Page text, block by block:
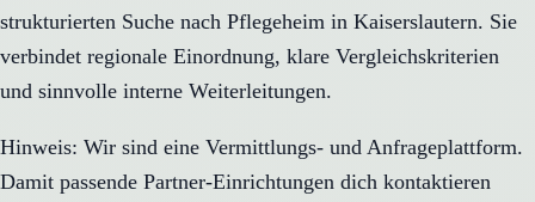
strukturierten Suche nach Pflegeheim in Kaiserslautern. Sie
verbindet regionale Einordnung, klare Vergleichskriterien
und sinnvolle interne Weiterleitungen.
Hinweis: Wir sind eine Vermittlungs- und Anfrageplattform.
Damit passende Partner-Einrichtungen dich kontaktieren